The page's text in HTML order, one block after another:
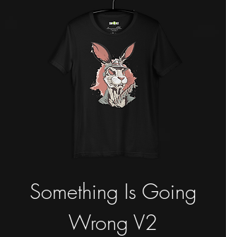
Something Is Going
Wrong V2